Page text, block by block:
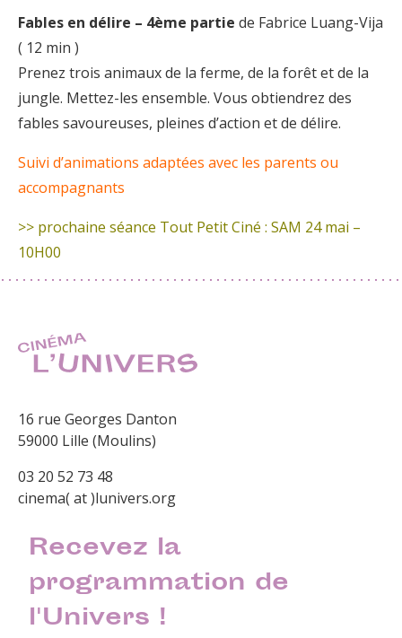
Fables en délire – 4ème partie de Fabrice Luang-Vija
( 12 min )
Prenez trois animaux de la ferme, de la forêt et de la
jungle. Mettez-les ensemble. Vous obtiendrez des
fables savoureuses, pleines d’action et de délire.
Suivi d’animations adaptées avec les parents ou
accompagnants
>> prochaine séance Tout Petit Ciné : SAM 24 mai –
10H00
16 rue Georges Danton
59000 Lille (Moulins)
03 20 52 73 48
cinema( at )lunivers.org
Recevez la
programmation de
l'Univers !